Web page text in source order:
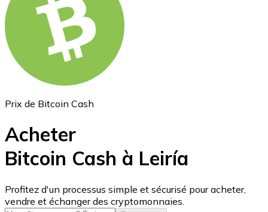
Ethereum
USD Coin
USDC
Prix de Bitcoin Cash
Acheter
Bitcoin Cash à Leiría
Profitez d'un processus simple et sécurisé pour acheter,
vendre et échanger des cryptomonnaies.